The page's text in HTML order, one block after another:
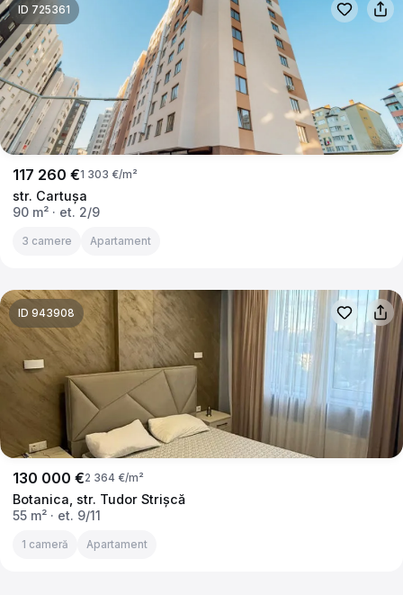
ID 725361
117 260 €1 303 €/m²
str. Cartuşa
90 m² · et. 2/9
3 camere Apartament
ID 943908
130 000 €2 364 €/m²
Botanica, str. Tudor Strișcă
55 m² · et. 9/11
1 cameră Apartament